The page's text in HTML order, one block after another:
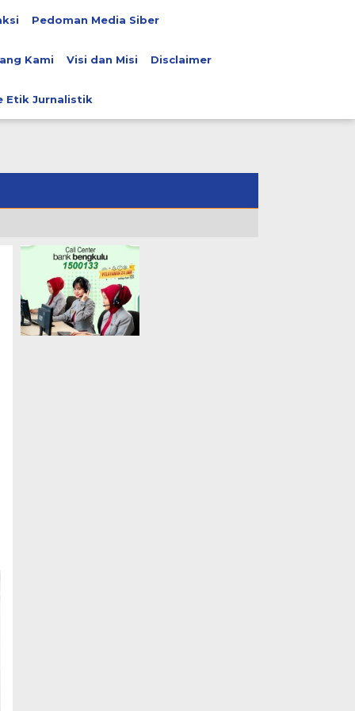
Pedoman Media Siber
Kami Visi dan Misi Disclaimer
Etik Jurnalistik